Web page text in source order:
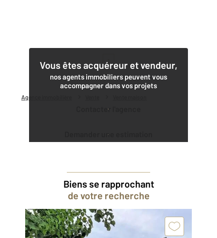
Agence immobilière
Vous êtes acquéreur et vendeur,
nos agents immobiliers peuvent vous
accompagner dans vos projets
Contacter l'agence
Demander une estimation
1
Biens se rapprochant
de votre recherche